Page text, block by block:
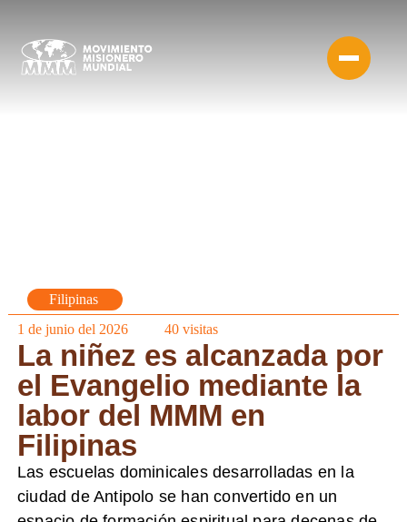
Filipinas
1 de junio del 2026
40visitas
La niñez es alcanzada por
el Evangelio mediante la
labor del MMM en
Filipinas
Las escuelas dominicales desarrolladas en la
ciudad de Antipolo se han convertido en un